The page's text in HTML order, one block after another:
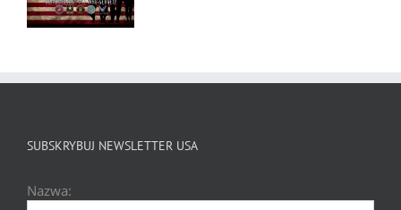
SUBSKRYBUJ NEWSLETTER USA
Nazwa: